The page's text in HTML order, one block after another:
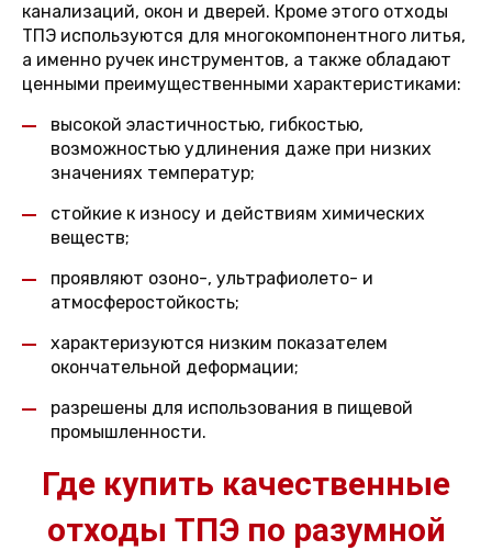
канализаций, окон и дверей. Кроме этого отходы
ТПЭ используются для многокомпонентного литья,
а именно ручек инструментов, а также обладают
ценными преимущественными характеристиками:
высокой эластичностью, гибкостью,
возможностью удлинения даже при низких
значениях температур;
стойкие к износу и действиям химических
веществ;
проявляют озоно-, ультрафиолето- и
атмосферостойкость;
характеризуются низким показателем
окончательной деформации;
разрешены для использования в пищевой
промышленности.
Где купить качественные
отходы ТПЭ по разумной